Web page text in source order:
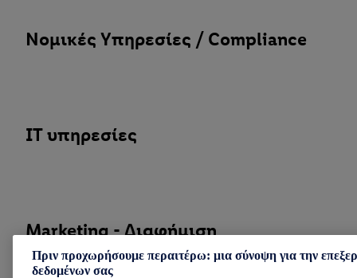
Νομικές Υπηρεσίες / Compliance
IT υπηρεσίες
Marketing - Διαφήμιση
Πριν προχωρήσουμε περαιτέρω: μια σύνοψη για την
δεδομένων σας